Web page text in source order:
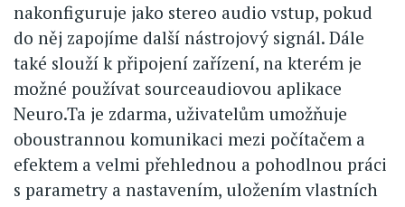
nakonfiguruje jako stereo audio vstup, pokud
do něj zapojíme další nástrojový signál. Dále
také slouží k připojení zařízení, na kterém je
možné používat sourceaudiovou aplikace
Neuro.Ta je zdarma, uživatelům umožňuje
oboustrannou komunikaci mezi počítačem a
efektem a velmi přehlednou a pohodlnou práci
s parametry a nastavením, uložením vlastních